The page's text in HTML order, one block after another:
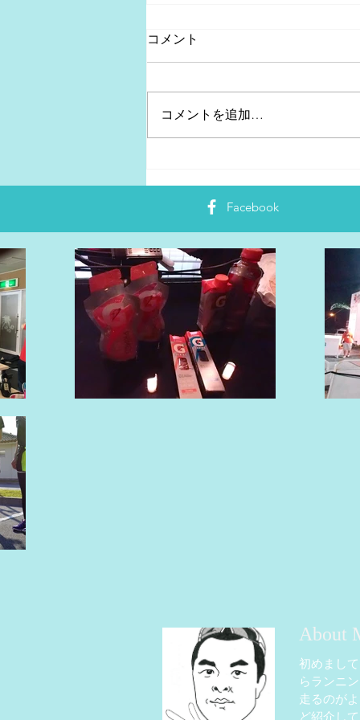
EXPO「アネッサブース」へ
コメント
コメントを追加…
Facebook
About
初めまし
らランニ
走るのが
ど紹介し